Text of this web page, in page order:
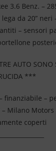
3.6 Benz. –
da 20”
– sensori
AUTO SONO
***
finanziabile –
– Milano
coperti